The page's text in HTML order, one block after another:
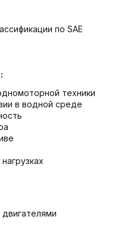
по SAE
техники
в водной среде